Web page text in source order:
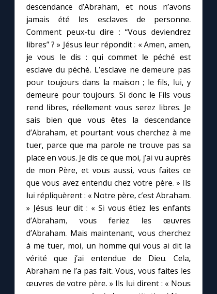
Les premiers samedis du mois
Marie qui défait les nœuds
Me consacrer à Jésus par Marie
Mes intentions de prière
Une Minute avec Marie
Une neuvaine
À la une
1000 Raisons de Croire
Chapelet pour le monde
Contact
descendance d’Abraham, et nous n’avons
jamais été les esclaves de personne.
Comment peux-tu dire : “Vous deviendrez
libres” ? » Jésus leur répondit : « Amen, amen,
je vous le dis : qui commet le péché est
esclave du péché. L’esclave ne demeure pas
pour toujours dans la maison ; le fils, lui, y
demeure pour toujours. Si donc le Fils vous
rend libres, réellement vous serez libres. Je
sais bien que vous êtes la descendance
d’Abraham, et pourtant vous cherchez à me
tuer, parce que ma parole ne trouve pas sa
place en vous. Je dis ce que moi, j’ai vu auprès
de mon Père, et vous aussi, vous faites ce
que vous avez entendu chez votre père. » Ils
lui répliquèrent : « Notre père, c’est Abraham.
» Jésus leur dit : « Si vous étiez les enfants
d’Abraham, vous feriez les œuvres
d’Abraham. Mais maintenant, vous cherchez
à me tuer, moi, un homme qui vous ai dit la
vérité que j’ai entendue de Dieu. Cela,
Abraham ne l’a pas fait. Vous, vous faites les
œuvres de votre père. » Ils lui dirent : « Nous